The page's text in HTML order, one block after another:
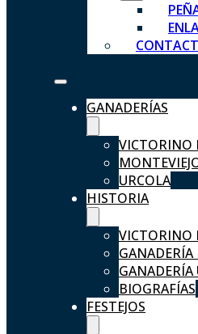
GANADERÍAS
VICTORINO
URCOLA
HISTORIA
VICTORINO
GANADERÍA
GANADERÍA
BIOGRAFÍAS
FESTEJOS